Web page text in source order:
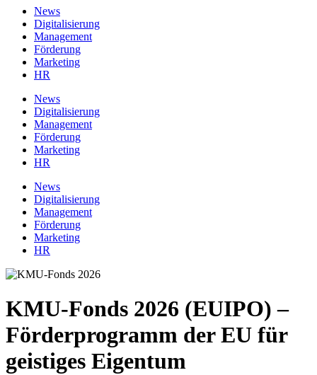
News
Digitalisierung
Management
Förderung
Marketing
HR
News
Digitalisierung
Management
Förderung
Marketing
HR
News
Digitalisierung
Management
Förderung
Marketing
HR
KMU-Fonds 2026 (EUIPO) –
Förderprogramm der EU für
geistiges Eigentum